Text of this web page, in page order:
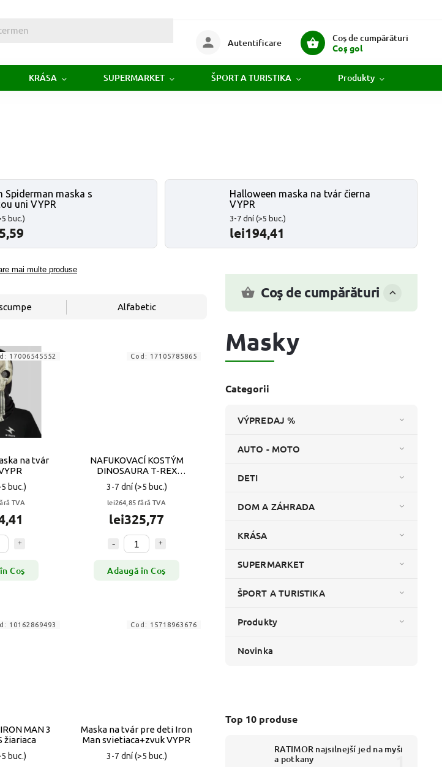
Coş de cumpărături
Coş gol
Autentificare
KRÁSA SUPERMARKET ŠPORT A TURISTIKA Produkty
Spiderman maska s
uni VYPR
buc.)
Halloween maska na tvár čierna
VYPR
3-7 dní (>5 buc.)
lei194,41
mai multe produse
Coş de cumpărături
Masky
Categorii
VÝPREDAJ %
AUTO - MOTO
DETI
DOM A ZÁHRADA
KRÁSA
SUPERMARKET
ŠPORT A TURISTIKA
Produkty
Novinka
Top 10 produse
RATIMOR najsilnejší jed na myši
a potkany
Alfabetic
na tvár
buc.)
TVA
Coş
17006545552
NAFUKOVACÍ KOSTÝM
DINOSAURA T-REX
HALLOWEENSKY KOSTÝM
PRE DETI VYPR
3-7 dní(>5 buc.)
lei264,85 fără TVA
lei325,77
Adaugă în Coş
Cod: 17105785865
MAN 3
žiariaca
buc.)
10162869493
Maska na tvár pre deti Iron
Man svietiaca+zvuk VYPR
3-7 dní(>5 buc.)
Cod: 15718963676